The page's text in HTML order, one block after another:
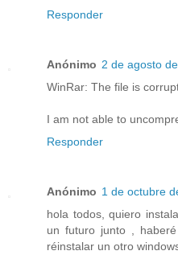
Responder
Anónimo 2 de agosto
WinRar: The file is
I am not able to
Responder
Anónimo 1 de octubre
hola todos, quiero
un futuro junto ,
réinstalar un otro